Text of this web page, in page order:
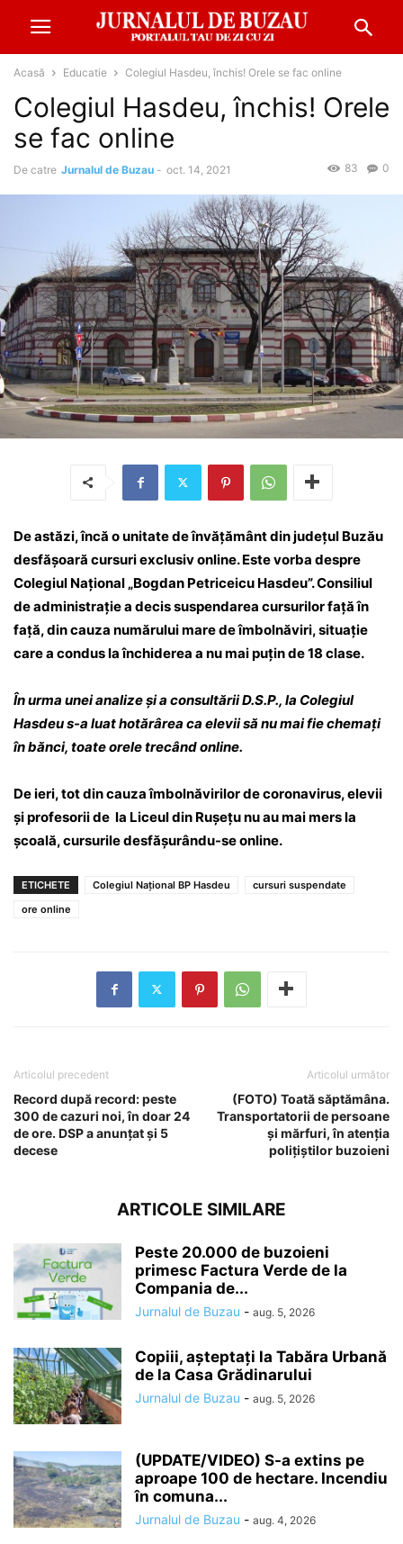
Acasă Educatie Colegiul Hasdeu, închis! Orele se fac online
Colegiul Hasdeu, închis! Orele
se fac online
De catre Jurnalul de Buzau - oct. 14, 2021 0
83
De astăzi, încă o unitate de învățământ din județul Buzău
desfășoară cursuri exclusiv online. Este vorba despre
Colegiul Național „Bogdan Petriceicu Hasdeu”. Consiliul
de administrație a decis suspendarea cursurilor față în
față, din cauza numărului mare de îmbolnăviri, situație
care a condus la închiderea a nu mai puțin de 18 clase.
În urma unei analize și a consultării D.S.P., la Colegiul
Hasdeu s-a luat hotărârea ca elevii să nu mai fie chemați
în bănci, toate orele trecând online.
De ieri, tot din cauza îmbolnăvirilor de coronavirus, elevii
și profesorii de la Liceul din Rușețu nu au mai mers la
școală, cursurile desfășurându-se online.
ETICHETE Colegiul Național BP Hasdeu
cursuri suspendate
ore online
Articolul precedent
Record după record: peste
300 de cazuri noi, în doar 24
de ore. DSP a anunțat și 5
decese
Articolul următor
(FOTO) Toată săptămâna.
Transportatorii de persoane
și mărfuri, în atenția
polițiștilor buzoieni
ARTICOLE SIMILARE
Peste 20.000 de buzoieni
primesc Factura Verde de la
Compania de...
Jurnalul de Buzau - aug. 5, 2026
Copiii, așteptați la Tabăra Urbană
de la Casa Grădinarului
Jurnalul de Buzau - aug. 5, 2026
(UPDATE/VIDEO) S-a extins pe
aproape 100 de hectare. Incendiu
în comuna...
Jurnalul de Buzau - aug. 4, 2026